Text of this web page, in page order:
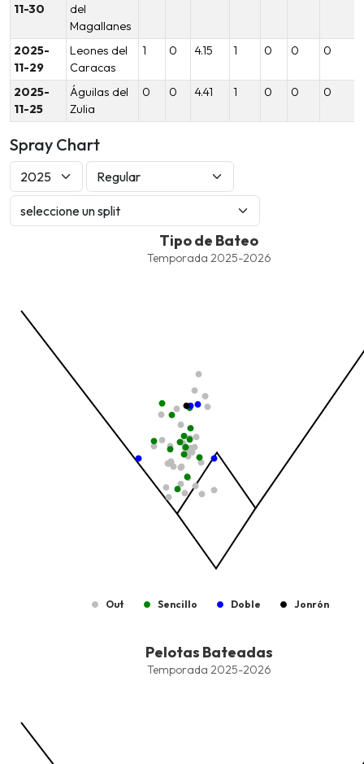
11-30
del
Magallanes
2025-
11-29
Leones del
Caracas
1 0 4.15 1 0 0 0
2025-
11-25
Águilas del
Zulia
0 0 4.41 1 0 0 0
Spray Chart
Combination chart with 8 data series.
The chart has 1 X axis displaying values. Data ranges from -
The chart has 1 Y axis displaying values. Data ranges from -
Tipo de Bateo
Temporada 2025-2026
Out Sencillo Doble Jonrón
Combination chart with 8 data series.
The chart has 1 X axis displaying values. Data ranges from -
The chart has 1 Y axis displaying values. Data ranges from -
Pelotas Bateadas
Temporada 2025-2026